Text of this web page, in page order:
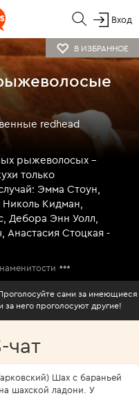
Вход
В ИЗБРАННОЕ
redhead
рыжеволосых –
только
Кидман,
Дебора Энн Уолл,
Анастасия Стоцкая -
и за него проголосуют другие!
чат
шахской ладони. У